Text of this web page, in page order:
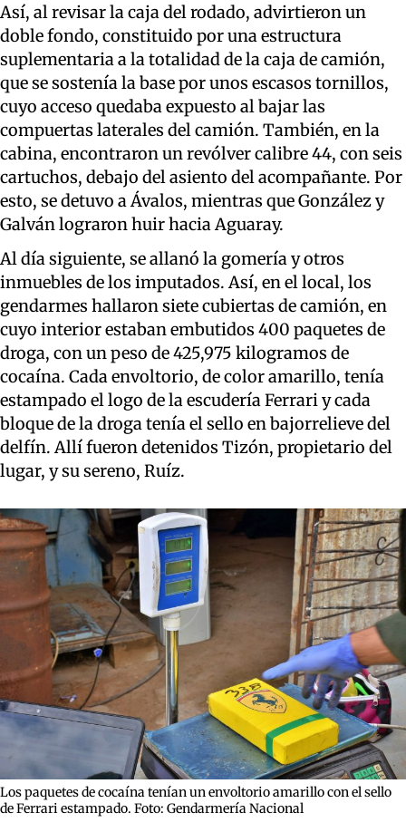
Así, al revisar la caja del rodado, advirtieron un
doble fondo, constituido por una estructura
suplementaria a la totalidad de la caja de camión,
que se sostenía la base por unos escasos tornillos,
cuyo acceso quedaba expuesto al bajar las
compuertas laterales del camión. También, en la
cabina, encontraron un revólver calibre 44, con seis
cartuchos, debajo del asiento del acompañante. Por
esto, se detuvo a Ávalos, mientras que González y
Galván lograron huir hacia Aguaray.
Al día siguiente, se allanó la gomería y otros
inmuebles de los imputados. Así, en el local, los
gendarmes hallaron siete cubiertas de camión, en
cuyo interior estaban embutidos 400 paquetes de
droga, con un peso de 425,975 kilogramos de
cocaína. Cada envoltorio, de color amarillo, tenía
estampado el logo de la escudería Ferrari y cada
bloque de la droga tenía el sello en bajorrelieve del
delfín. Allí fueron detenidos Tizón, propietario del
lugar, y su sereno, Ruíz.
Los paquetes de cocaína tenían un envoltorio amarillo con el sello
de Ferrari estampado. Foto: Gendarmería Nacional